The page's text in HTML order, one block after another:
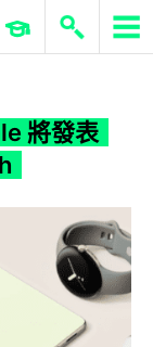
ERP 與商業 AI
將發表